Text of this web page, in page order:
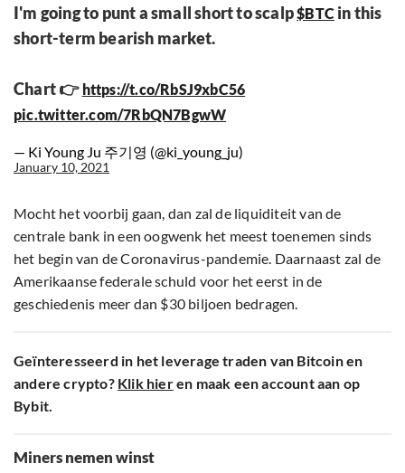
I'm going to punt a small short to scalp$BTC in this
short-term bearish market.
Chart 👉 https://t.co/RbSJ9xbC56
pic.twitter.com/7RbQN7BgwW
— Ki Young Ju 주기영 (@ki_young_ju)
January 10, 2021
Mocht het voorbij gaan, dan zal de liquiditeit van de
centrale bank in een oogwenk het meest toenemen sinds
het begin van de Coronavirus-pandemie. Daarnaast zal de
Amerikaanse federale schuld voor het eerst in de
geschiedenis meer dan $30 biljoen bedragen.
Geïnteresseerd in het leverage traden van Bitcoin en
andere crypto? Klik hieren maak een account aan op
Bybit.
Miners nemen winst